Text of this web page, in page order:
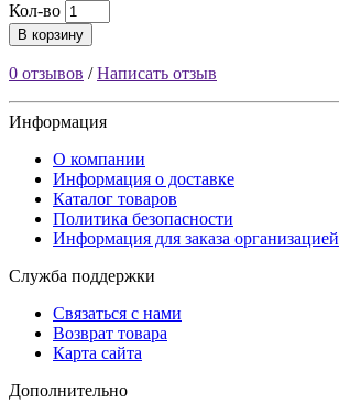
Кол-во
В корзину
0 отзывов /Написать отзыв
Информация
О компании
Информация о доставке
Каталог товаров
Политика безопасности
Информация для заказа организацией
Служба поддержки
Связаться с нами
Возврат товара
Карта сайта
Дополнительно